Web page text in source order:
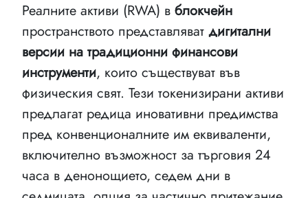
Реалните активи (RWA) в блокчейн
пространството представляват дигитални
версии на традиционни финансови
инструменти, които съществуват във
физическия свят. Тези токенизирани активи
предлагат редица иновативни предимства
пред конвенционалните им еквиваленти,
включително възможност за търговия 24
часа в денонощието, седем дни в